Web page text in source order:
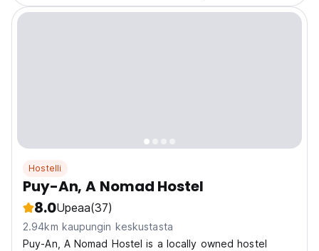
Hostelli
Puy-An, A Nomad Hostel
8.0Upeaa(37)
2.94km kaupungin keskustasta
Puy-An, A Nomad Hostel is a locally owned hostel